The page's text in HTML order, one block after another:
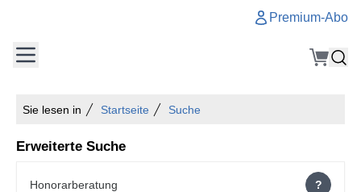
Premium-Abo
Sie lesen in Startseite Suche
Erweiterte Suche
?